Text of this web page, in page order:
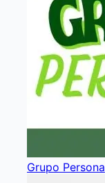
Grupo Persona